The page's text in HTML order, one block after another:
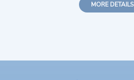
MORE DETAILS